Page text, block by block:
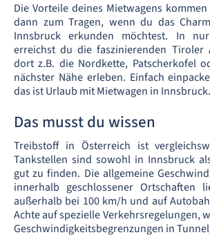
Die Vorteile deines Mietwagens
dann zum Tragen, wenn du das
Innsbruck erkunden möchtest. In
erreichst du die faszinierenden Tiroler
dort z.B. die Nordkette, Patscherkofel
nächster Nähe erleben. Einfach
das ist Urlaub mit Mietwagen in Innsbruck.
Das musst du wissen
Treibstoff in Österreich ist
Tankstellen sind sowohl in Innsbruck
gut zu finden. Die allgemeine
innerhalb geschlossener Ortschaften
außerhalb bei 100 km/h und auf
Achte auf spezielle Verkehrsregelungen,
Geschwindigkeitsbegrenzungen in